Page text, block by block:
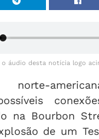
o áudio desta notícia logo
norte-
na Bourbon
de um